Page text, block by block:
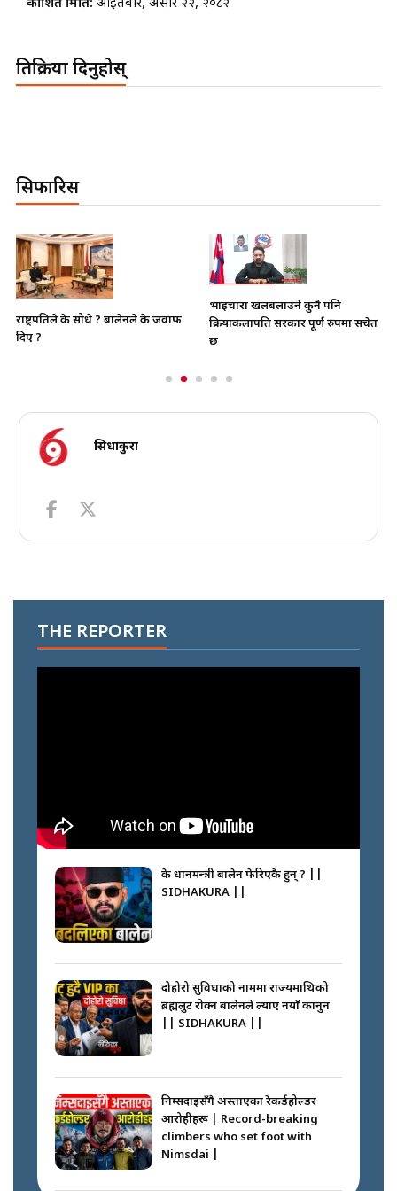
प्रकाशित मिति: आइतबार, असार २२, २०८२
प्रतिक्रिया दिनुहोस्
सिफारिस
राष्ट्रपतिले के सोधे ? बालेनले के जवाफ
दिए ?
भाइचारा खलबलाउने कुनै पनि
क्रियाकलापप्रति सरकार पूर्ण रुपमा सचेत
छ
सिधाकुरा
THE REPORTER
के प्रधानमन्त्री बालेन फेरिएकै हुन् ? ||
SIDHAKURA ||
दोहोरो सुविधाको नाममा राज्यमाथिको
ब्रह्मलुट रोक्न बालेनले ल्याए नयाँ कानुन
|| SIDHAKURA ||
निम्सदाइसँगै अस्ताएका रेकर्डहोल्डर
आरोहीहरू | Record-breaking
climbers who set foot with
Nimsdai |